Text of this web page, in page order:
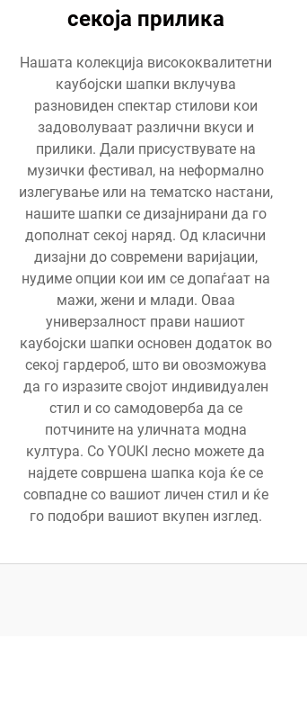
секоја прилика
Нашата колекција висококвалитетни
каубојски шапки вклучува
разновиден спектар стилови кои
задоволуваат различни вкуси и
прилики. Дали присуствувате на
музички фестивал, на неформално
излегување или на тематско настани,
нашите шапки се дизајнирани да го
дополнат секој наряд. Од класични
дизајни до современи варијации,
нудиме опции кои им се допаѓаат на
мажи, жени и млади. Оваа
универзалност прави нашиот
каубојски шапки основен додаток во
секој гардероб, што ви овозможува
да го изразите својот индивидуален
стил и со самодоверба да се
потчините на уличната модна
култура. Со YOUKI лесно можете да
најдете совршена шапка која ќе се
совпадне со вашиот личен стил и ќе
го подобри вашиот вкупен изглед.